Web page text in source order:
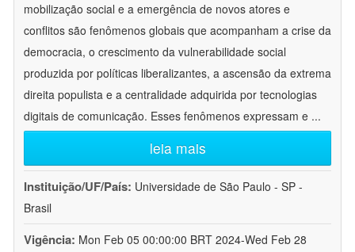
mobilização social e a emergência de novos atores e
conflitos são fenômenos globais que acompanham a crise da
democracia, o crescimento da vulnerabilidade social
produzida por políticas liberalizantes, a ascensão da extrema
direita populista e a centralidade adquirida por tecnologias
digitais de comunicação. Esses fenômenos expressam e ...
leia mais
Instituição/UF/País: Universidade de São Paulo - SP -
Brasil
Vigência: Mon Feb 05 00:00:00 BRT 2024-Wed Feb 28